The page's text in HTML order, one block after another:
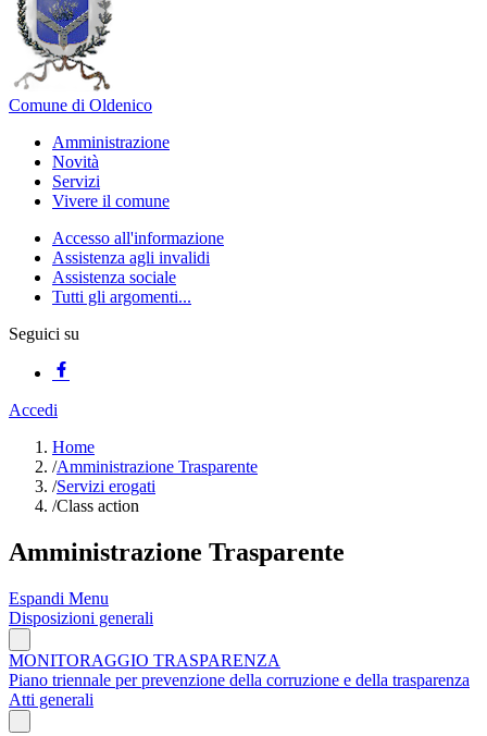
Comune di Oldenico
Amministrazione
Novità
Servizi
Vivere il comune
Accesso all'informazione
Assistenza agli invalidi
Assistenza sociale
Tutti gli argomenti...
Seguici su
Accedi
Home
/Amministrazione Trasparente
/Servizi erogati
/Class action
Amministrazione Trasparente
Espandi Menu
Disposizioni generali
MONITORAGGIO TRASPARENZA
Piano triennale per prevenzione della corruzione e della trasparenza
Atti generali